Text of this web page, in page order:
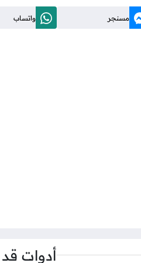
مسنجر واتساب
أدوات